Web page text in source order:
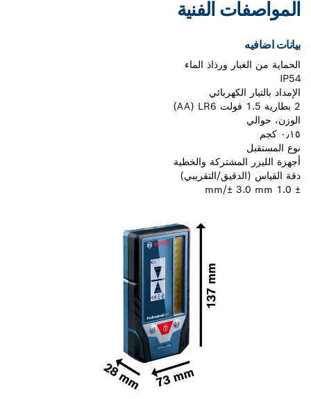
المواصفات الفنية
بيانات اضافيه
الحماية من الغبار ورذاذ الماء
IP54
الإمداد بالتيار الكهربائي
الوزن، حوالي
٠٫١٥ كجم
نوع المستقبل
أجهزة الليزر المشتركة والخطية
دقة القياس (الدقيق/التقريبي)‎